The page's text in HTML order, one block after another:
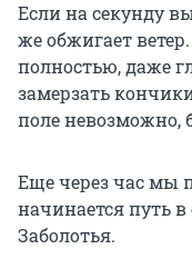
Если на секунду
же обжигает
полностью, даже
замерзать
поле невозможно,
Еще через час мы
начинается путь
Заболотья.